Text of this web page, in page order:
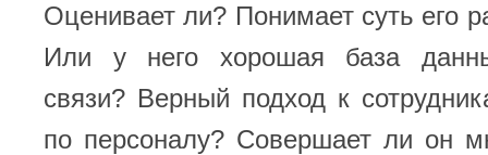
Оценивает ли? Понимает суть его
Или у него хорошая база
связи? Верный подход к
по персоналу? Совершает ли он